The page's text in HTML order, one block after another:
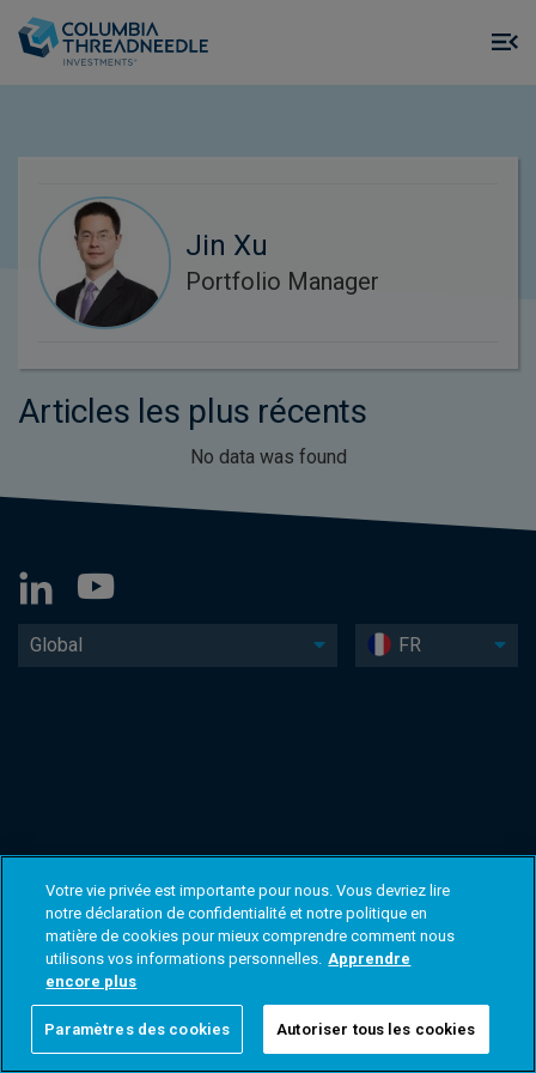
Jin Xu
Portfolio Manager
Articles les plus récents
No data was found
Global FR
Votre vie privée est importante pour nous. Vous devriez lire
notre déclaration de confidentialité et notre politique en
matière de cookies pour mieux comprendre comment nous
utilisons vos informations personnelles. Apprendre
encore plus
Paramètres des cookies Autoriser tous les cookies